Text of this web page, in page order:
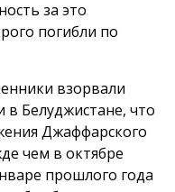
за это
погибли по
взорвали
в Белуджистане, что
Джаффарского
чем в октябре
прошлого года